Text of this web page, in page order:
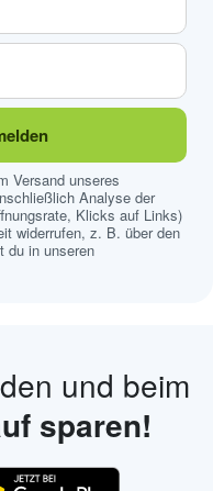
Versand unseres
Analyse der
Klicks auf Links)
widerrufen, z. B. über den
du in unseren
und beim
sparen!